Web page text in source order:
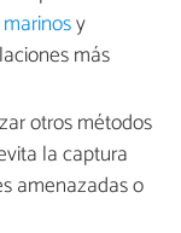
y
más
otros métodos
la captura
amenazadas o